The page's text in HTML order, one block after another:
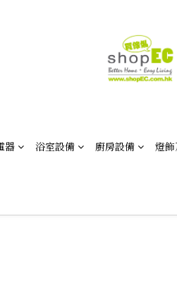
器 浴室設備 廚房設備 燈